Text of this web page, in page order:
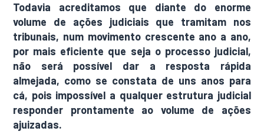
Todavia acreditamos que diante do enorme
volume de ações judiciais que tramitam nos
tribunais, num movimento crescente ano a ano,
por mais eficiente que seja o processo judicial,
não será possível dar a resposta rápida
almejada, como se constata de uns anos para
cá, pois impossível a qualquer estrutura judicial
responder prontamente ao volume de ações
ajuizadas.